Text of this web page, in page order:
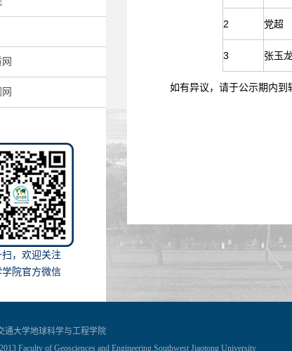
扫，欢迎关注
学院官方微信
2 党超
3 张玉
如有异议，请于公示期内到
通大学地球科学与工程学院
Faculty of Geosciences and Engineering,Southwest Jiaotong University